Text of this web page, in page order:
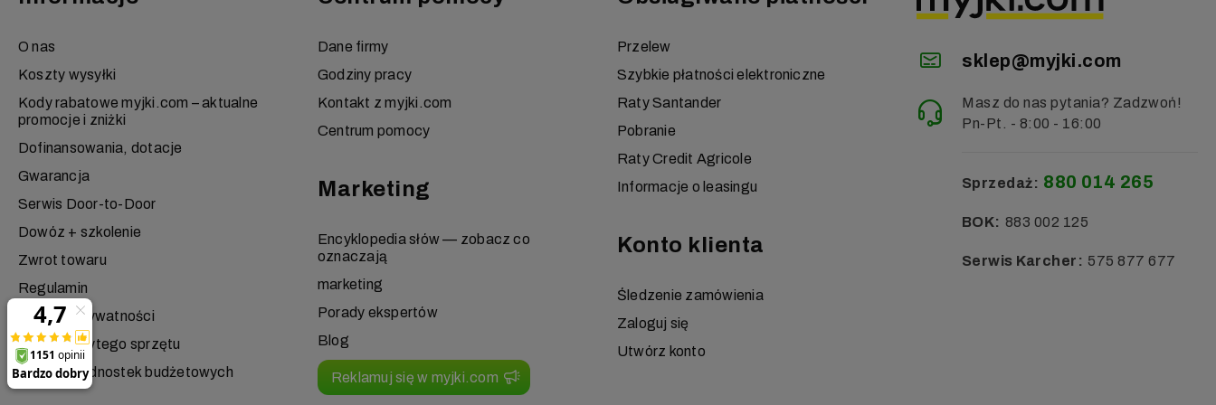
O nas
Koszty wysyłki
Kody rabatowe myjki.com – aktualne
promocje i zniżki
Dofinansowania, dotacje
Gwarancja
Serwis Door-to-Door
Dowóz + szkolenie
Zwrot towaru
Regulamin
Polityka prywatności
Odbiór zużytego sprzętu
Obsługa jednostek budżetowych
Dane firmy
Godziny pracy
Kontakt z myjki.com
Centrum pomocy
Marketing
Encyklopedia słów — zobacz co
oznaczają
marketing
Porady ekspertów
Blog
Reklamuj się w myjki.com
Przelew
Szybkie płatności elektroniczne
Raty Santander
Pobranie
Raty Credit Agricole
Informacje o leasingu
Konto klienta
Śledzenie zamówienia
Zaloguj się
Utwórz konto
sklep@myjki.com
Masz do nas pytania? Zadzwoń!
Pn-Pt. - 8:00 - 16:00
Sprzedaż: 880 014 265
BOK: 883 002 125
Serwis Karcher: 575 877 677